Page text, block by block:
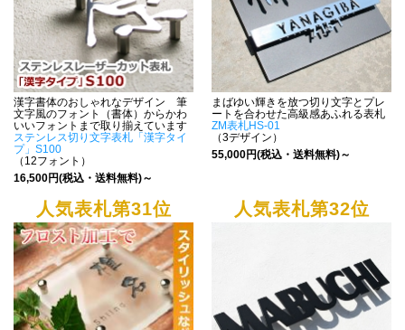
漢字書体のおしゃれなデザイン 筆
文字風のフォント（書体）からかわ
いいフォントまで取り揃えています
ステンレス切り文字表札「漢字タイ
プ」S100
（12フォント）
16,500円(税込・送料無料)～
まばゆい輝きを放つ切り文字とプレ
ートを合わせた高級感あふれる表札
ZM表札HS-01
（3デザイン）
55,000円(税込・送料無料)～
人気表札第31位 人気表札第32位